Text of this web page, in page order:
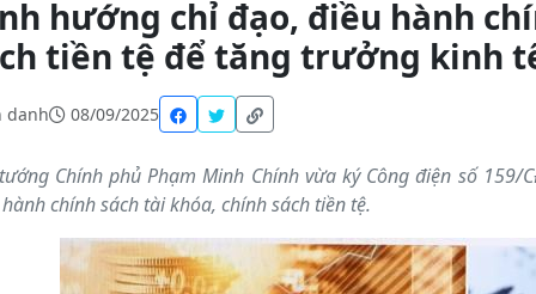
hướng chỉ đạo, điều hành
tiền tệ để tăng trưởng kinh
danh 08/09/2025
Chính phủ Phạm Minh Chính vừa ký Công điện số
chính sách tài khóa, chính sách tiền tệ.